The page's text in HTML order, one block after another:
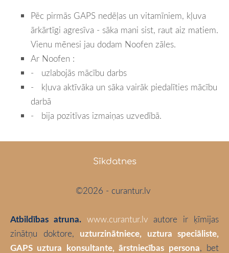
Pēc pirmās GAPS nedēļas un vitamīniem, kļuva
ārkārtīgi agresīva - sāka mani sist, raut aiz matiem.
Vienu mēnesi jau dodam Noofen zāles.
Ar Noofen :
- uzlabojās mācību darbs
- kļuva aktīvāka un sāka vairāk piedalīties mācību
darbā
- bija pozitīvas izmaiņas uzvedībā.
Sīkdatnes
©2026 - curantur.lv
Atbildības atruna. www.curantur.lv autore ir ķīmijas
zinātņu doktore, uzturzinātniece, uztura speciāliste,
GAPS uztura konsultante, ārstniecības persona, bet